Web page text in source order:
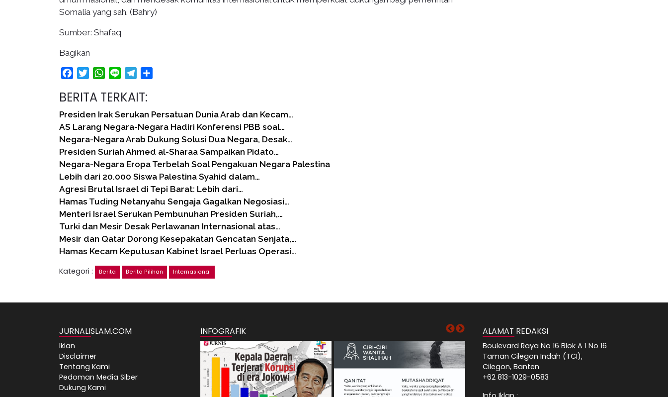
Somalia yang sah. (Bahry)
Sumber: Shafaq
Bagikan
FacebookTwitterWhatsApp
Line Telegram
BERITA TERKAIT:
Presiden Irak Serukan Persatuan Dunia Arab dan Kecam…
AS Larang Negara-Negara Hadiri Konferensi PBB soal…
Negara-Negara Arab Dukung Solusi Dua Negara, Desak…
Presiden Suriah Ahmed al-Sharaa Sampaikan Pidato…
Negara-Negara Eropa Terbelah Soal Pengakuan Negara Palestina
Lebih dari 20.000 Siswa Palestina Syahid dalam…
Agresi Brutal Israel di Tepi Barat: Lebih dari…
Hamas Tuding Netanyahu Sengaja Gagalkan Negosiasi…
Menteri Israel Serukan Pembunuhan Presiden Suriah,…
Turki dan Mesir Desak Perlawanan Internasional atas…
Mesir dan Qatar Dorong Kesepakatan Gencatan Senjata,…
Hamas Kecam Keputusan Kabinet Israel Perluas Operasi…
Kategori :
Berita Berita Pilihan Internasional
JURNALISLAM.COM
Iklan
Disclaimer
Tentang Kami
Pedoman Media Siber
Dukung Kami
INFOGRAFIK ALAMAT REDAKSI
Boulevard Raya No 16 Blok A 1 No 16
Taman Cilegon Indah (TCI),
Cilegon, Banten
+62 813-1029-0583